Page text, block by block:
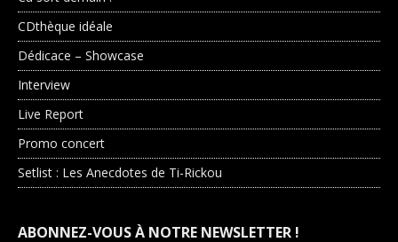
CDthèque idéale
Dédicace – Showcase
Interview
Live Report
Promo concert
Setlist : Les Anecdotes de Ti-Rickou
ABONNEZ-VOUS À NOTRE NEWSLETTER !